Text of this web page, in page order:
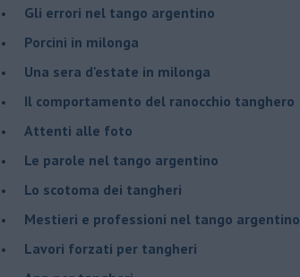
Gli errori nel tango argentino
Porcini in milonga
Una sera d'estate in milonga
Il comportamento del ranocchio tanghero
Attenti alle foto
Le parole nel tango argentino
Lo scotoma dei tangheri
Mestieri e professioni nel tango argentino
Lavori forzati per tangheri